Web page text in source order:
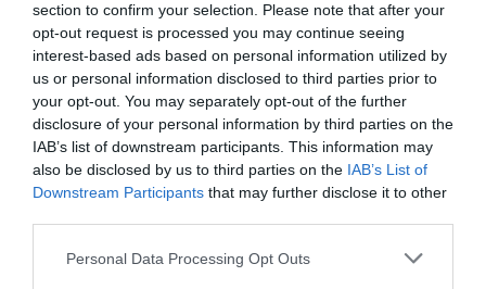
section to confirm your selection. Please note that after your
opt-out request is processed you may continue seeing
interest-based ads based on personal information utilized by
us or personal information disclosed to third parties prior to
your opt-out. You may separately opt-out of the further
disclosure of your personal information by third parties on the
IAB’s list of downstream participants. This information may
also be disclosed by us to third parties on the IAB’s List of
Downstream Participants that may further disclose it to other
Personal Data Processing Opt Outs